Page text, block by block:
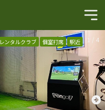
1 / 4
レンタルクラブ 個室打席
駅近